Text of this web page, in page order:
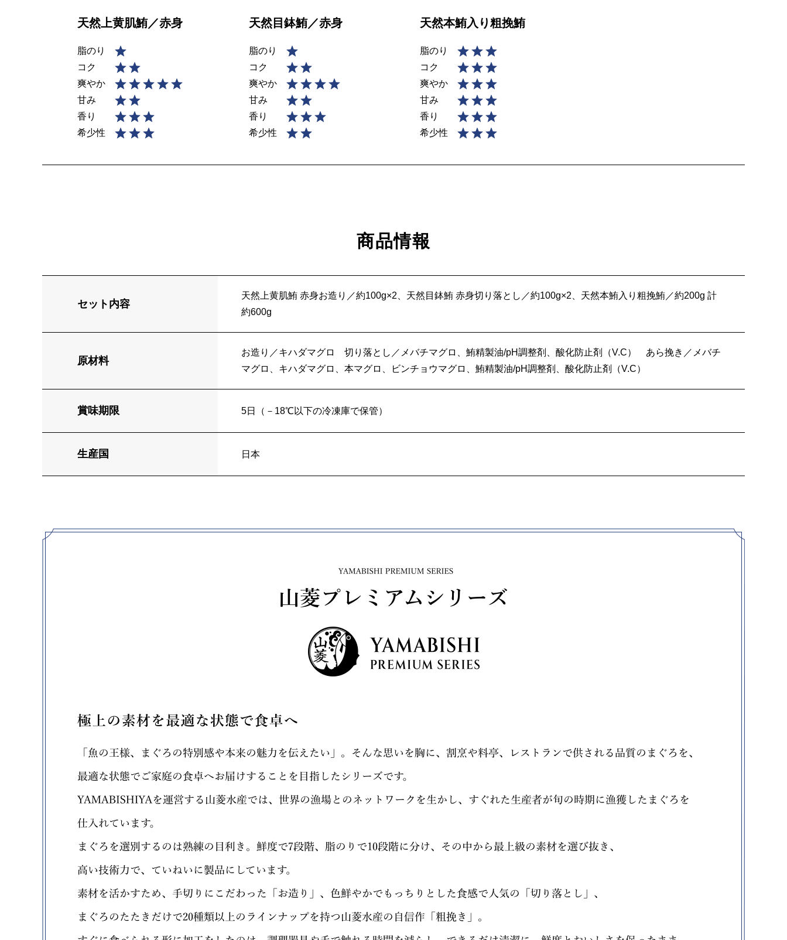
天然上黄肌鮪／赤身
脂のり
コク
爽やか
甘み
香り
希少性
天然目鉢鮪／赤身
脂のり
コク
爽やか
甘み
香り
希少性
天然本鮪入り粗挽鮪
脂のり
コク
爽やか
甘み
香り
希少性
商品情報
セット内容
天然上黄肌鮪 赤身お造り／約100g×2、天然目鉢鮪 赤身切り落とし／約100g×2、天然本鮪入り粗挽鮪／約200g 計
約600g
原材料
お造り／キハダマグロ 切り落とし／メバチマグロ、鮪精製油/pH調整剤、酸化防止剤（V.C） あら挽き／メバチ
マグロ、キハダマグロ、本マグロ、ビンチョウマグロ、鮪精製油/pH調整剤、酸化防止剤（V.C）
賞味期限 5日（－18℃以下の冷凍庫で保管）
生産国 日本